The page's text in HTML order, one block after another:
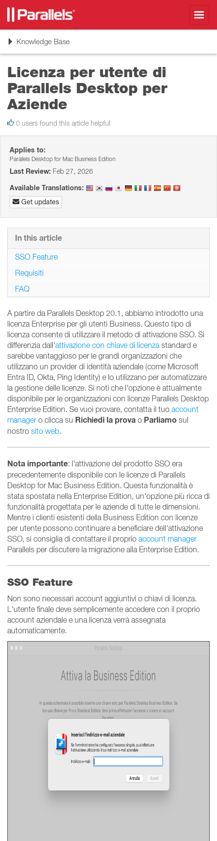
ToggleKnowledge Base
Licenza per utente di
Parallels Desktop per
Aziende
0 users found this article helpful
Applies to:
Parallels Desktop for Mac Business Edition
Last Review: Feb 27, 2026
Available Translations:
Get updates
A partire da Parallels Desktop 20.1, abbiamo introdotto una
licenza Enterprise per gli utenti Business. Questo tipo di
licenza consente di utilizzare il metodo di attivazione SSO. Si
differenzia dall'attivazione con chiave di licenza standard e
sarebbe vantaggioso per le grandi organizzazioni che
utilizzano un provider di identità aziendale (come Microsoft
Entra ID, Okta, Ping Identity) e lo utilizzano per automatizzare
la gestione delle licenze. Si noti che l'opzione è attualmente
disponibile per le organizzazioni con licenze Parallels Desktop
Enterprise Edition. Se vuoi provare, contatta il tuo account
manager o clicca su Richiedi la prova o Parliamo sul
nostro sito web.
Nota importante: l'attivazione del prodotto SSO era
precedentemente disponibile con le licenze di Parallels
Desktop for Mac Business Edition. Questa funzionalità è
stata spostata nella Enterprise Edition, un'opzione più ricca di
funzionalità progettata per le aziende di tutte le dimensioni.
Mentre i clienti esistenti della Business Edition con licenze
per utente possono continuare a beneficiare dell'attivazione
SSO, si consiglia di contattare il proprio account manager
Parallels per discutere la migrazione alla Enterprise Edition.
SSO Feature
Non sono necessari account aggiuntivi o chiavi di licenza.
L'utente finale deve semplicemente accedere con il proprio
account aziendale e una licenza verrà assegnata
automaticamente.
In this article
SSO Feature
Requisiti
FAQ